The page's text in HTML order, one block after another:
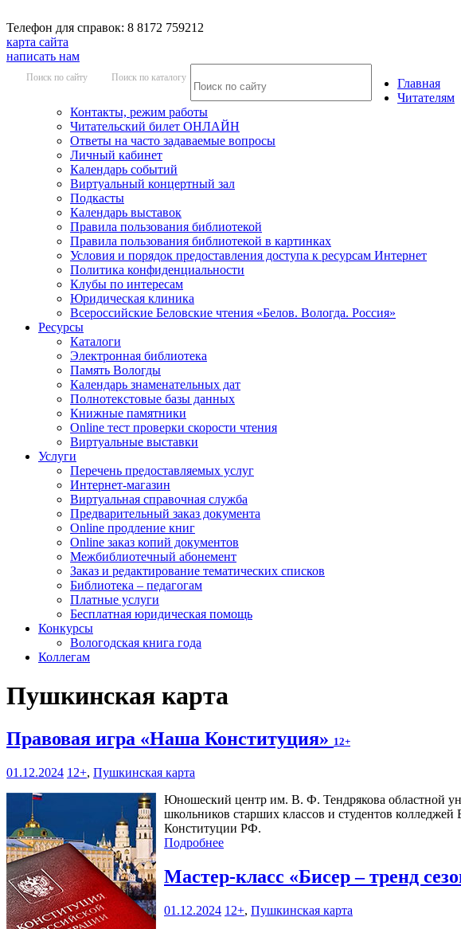
Телефон для справок: 8 8172 759212
карта сайта
написать нам
Поиск по сайту Поиск по каталогу
Главная
Читателям
Контакты, режим работы
Читательский билет ОНЛАЙН
Ответы на часто задаваемые вопросы
Личный кабинет
Календарь событий
Виртуальный концертный зал
Подкасты
Календарь выставок
Правила пользования библиотекой
Правила пользования библиотекой в картинках
Условия и порядок предоставления доступа к ресурсам Интернет
Политика конфиденциальности
Клубы по интересам
Юридическая клиника
Всероссийские Беловские чтения «Белов. Вологда. Россия»
Ресурсы
Каталоги
Электронная библиотека
Память Вологды
Календарь знаменательных дат
Полнотекстовые базы данных
Книжные памятники
Online тест проверки скорости чтения
Виртуальные выставки
Услуги
Перечень предоставляемых услуг
Интернет-магазин
Виртуальная справочная служба
Предварительный заказ документа
Online продление книг
Online заказ копий документов
Межбиблиотечный абонемент
Заказ и редактирование тематических списков
Библиотека – педагогам
Платные услуги
Бесплатная юридическая помощь
Конкурсы
Вологодская книга года
Коллегам
Пушкинская карта
Правовая игра «Наша Конституция» 12+
01.12.2024 12+, Пушкинская карта
Юношеский центр им. В. Ф. Тендрякова областной
школьников старших классов и студентов
Конституции РФ.
Подробнее
Мастер-класс «Бисер – тренд
01.12.2024 12+, Пушкинская карта